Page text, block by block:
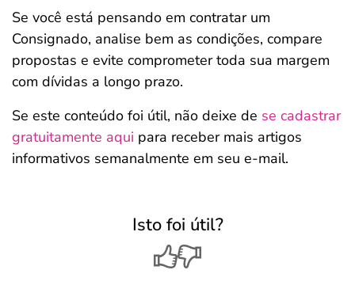
Se você está pensando em contratar um
Consignado, analise bem as condições, compare
propostas e evite comprometer toda sua margem
com dívidas a longo prazo.
Se este conteúdo foi útil, não deixe de se cadastrar
gratuitamente aqui para receber mais artigos
informativos semanalmente em seu e-mail.
Isto foi útil?